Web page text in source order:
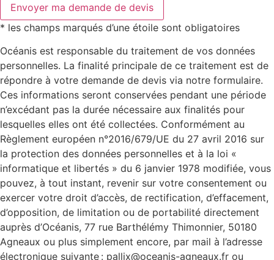
Envoyer ma demande de devis
* les champs marqués d’une étoile sont obligatoires
Océanis est responsable du traitement de vos données
personnelles. La finalité principale de ce traitement est de
répondre à votre demande de devis via notre formulaire.
Ces informations seront conservées pendant une période
n’excédant pas la durée nécessaire aux finalités pour
lesquelles elles ont été collectées. Conformément au
Règlement européen n°2016/679/UE du 27 avril 2016 sur
la protection des données personnelles et à la loi «
informatique et libertés » du 6 janvier 1978 modifiée, vous
pouvez, à tout instant, revenir sur votre consentement ou
exercer votre droit d’accès, de rectification, d’effacement,
d’opposition, de limitation ou de portabilité directement
auprès d’Océanis, 77 rue Barthélémy Thimonnier, 50180
Agneaux ou plus simplement encore, par mail à l’adresse
électronique suivante : pallix@oceanis-agneaux.fr ou